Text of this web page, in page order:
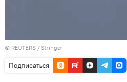
© REUTERS / Stringer
Подписаться